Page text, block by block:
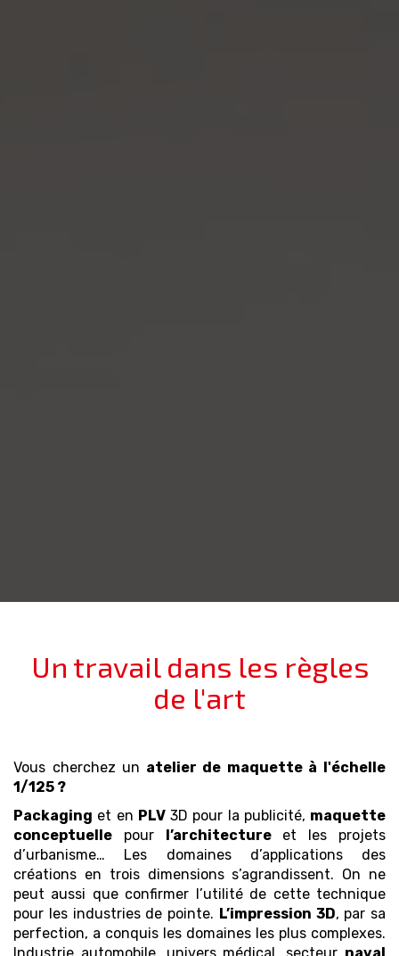
Un travail dans les règles
de l'art
Vous cherchez un atelier de maquette à l'échelle
1/125 ?
Packaging et en PLV3D pour la publicité, maquette
conceptuelle pour l’architectureet les projets
d’urbanisme… Les domaines d’applications des
créations en trois dimensions s’agrandissent. On ne
peut aussi que confirmer l’utilité de cette technique
pour les industries de pointe. L’impression 3D, par sa
perfection, a conquis les domaines les plus complexes.